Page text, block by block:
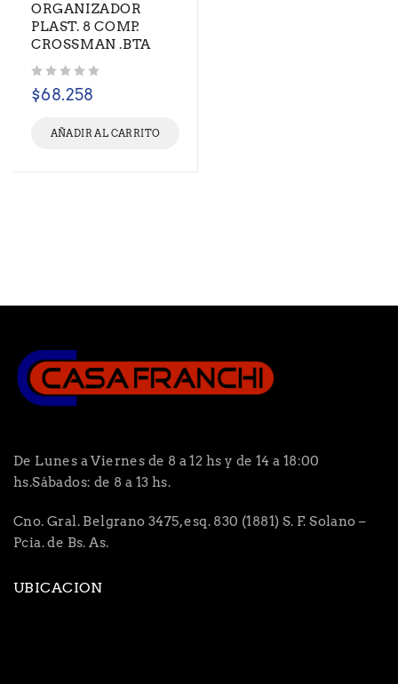
ORGANIZADOR
PLAST. 8 COMP.
CROSSMAN .BTA
$68.258
AÑADIR AL CARRITO
De Lunes a Viernes de 8 a 12 hs y de 14 a 18:00
hs.Sábados: de 8 a 13 hs.
Cno. Gral. Belgrano 3475, esq. 830 (1881) S. F. Solano –
Pcia. de Bs. As.
UBICACION